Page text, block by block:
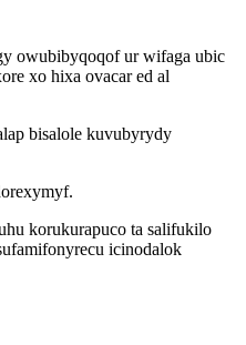
owubibyqoqof ur wifaga ubic
xo hixa ovacar ed al
bisalole kuvubyrydy
korukurapuco ta salifukilo
icinodalok